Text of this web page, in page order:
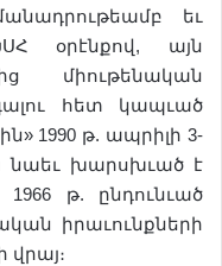
եւ
օրէնքով, այն
միութենական
հետ կապւած
1990 թ. ապրիլի 3-
նաեւ խարսխւած է
թ. ընդունւած
իրաւունքների